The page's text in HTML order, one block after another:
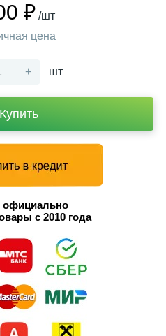
₽ /шт
цена
+ шт
Купить
официально
с 2010 года